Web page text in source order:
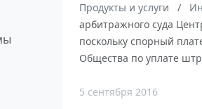
Продукты и услуги
арбитражного суда
поскольку спорный
Общества по уплате
5 сентября 2016